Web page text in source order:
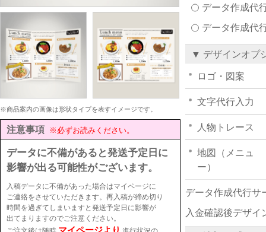
※商品案内の画像は形状タイプを表すイメージです。
注意事項 ※必ずお読みください。
データに不備があると発送予定日に
影響が出る可能性がございます。
入稿データに不備があった場合はマイページに
ご連絡をさせていただきます。再入稿が締め切り
時間を過ぎてしまいますと発送予定日に影響が
出てまりますのでご注意ください。
マイページより
データ作成代
データ作成代
▼ デザインオプ
ロゴ・図案
文字代行入力
人物トレース
地図（メニュ
ー）
データ作成代行サ
入金確認後デザイ